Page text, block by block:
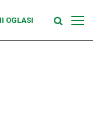
OGLASI